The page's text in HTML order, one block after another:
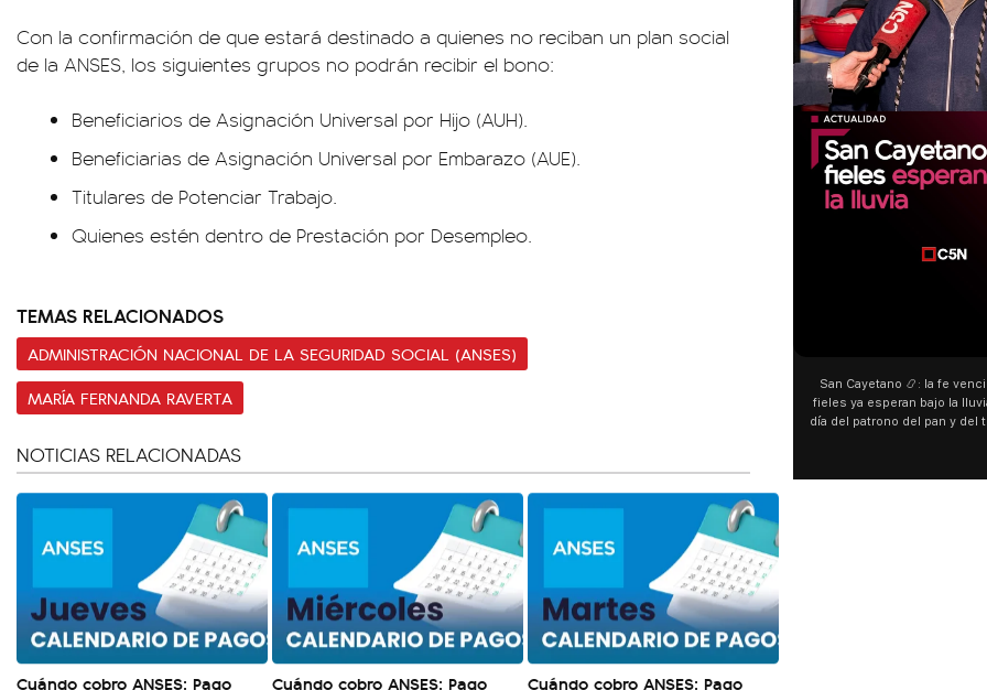
Con la confirmación de que estará destinado a quienes no reciban un plan social
de la ANSES, los siguientes grupos no podrán recibir el bono:
Beneficiarios de Asignación Universal por Hijo (AUH).
Beneficiarias de Asignación Universal por Embarazo (AUE).
Titulares de Potenciar Trabajo.
Quienes estén dentro de Prestación por Desempleo.
TEMAS RELACIONADOS
ADMINISTRACIÓN NACIONAL DE LA SEGURIDAD SOCIAL (ANSES)
MARÍA FERNANDA RAVERTA
NOTICIAS RELACIONADAS
Cuándo cobro ANSES: Pago
Cuándo cobro ANSES: Pago
Cuándo cobro ANSES: Pago
“Preferís la joda y yo
¿Indirecta para Luck Ra? La
"Te vi", su nueva
encontrar similitudes entre
declaraciones que hizo tras